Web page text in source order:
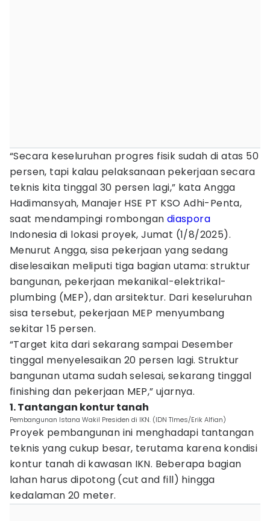
“Secara keseluruhan progres fisik sudah di atas 50
persen, tapi kalau pelaksanaan pekerjaan secara
teknis kita tinggal 30 persen lagi,” kata Angga
Hadimansyah, Manajer HSE PT KSO Adhi-Penta,
saat mendampingi rombongan diaspora
Indonesia di lokasi proyek, Jumat (1/8/2025).
Menurut Angga, sisa pekerjaan yang sedang
diselesaikan meliputi tiga bagian utama: struktur
bangunan, pekerjaan mekanikal-elektrikal-
plumbing (MEP), dan arsitektur. Dari keseluruhan
sisa tersebut, pekerjaan MEP menyumbang
sekitar 15 persen.
“Target kita dari sekarang sampai Desember
tinggal menyelesaikan 20 persen lagi. Struktur
bangunan utama sudah selesai, sekarang tinggal
finishing dan pekerjaan MEP,” ujarnya.
1. Tantangan kontur tanah
Pembangunan Istana Wakil Presiden di IKN. (IDN TImes/Erik Alfian)
Proyek pembangunan ini menghadapi tantangan
teknis yang cukup besar, terutama karena kondisi
kontur tanah di kawasan IKN. Beberapa bagian
lahan harus dipotong (cut and fill) hingga
kedalaman 20 meter.